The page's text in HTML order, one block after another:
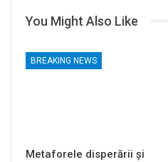
You Might Also Like
BREAKING NEWS
Metaforele disperării și